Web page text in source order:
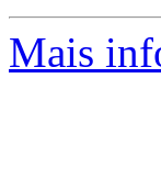
Mais